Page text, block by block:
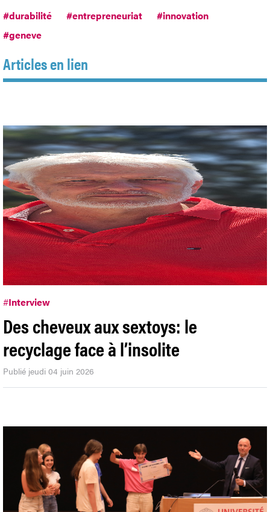
#durabilité #entrepreneuriat
#innovation
#geneve
Articles en lien
#Interview
Des cheveux aux sextoys: le
recyclage face à l’insolite
Publié jeudi 04 juin 2026